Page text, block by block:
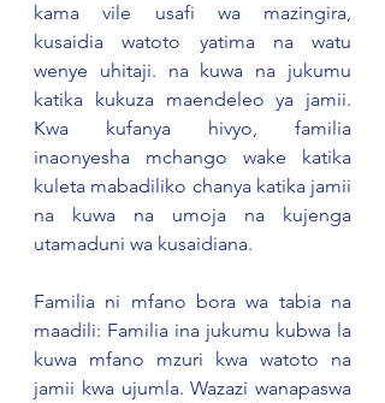
kama vile usafi wa mazingira,
kusaidia watoto yatima na watu
wenye uhitaji. na kuwa na jukumu
katika kukuza maendeleo ya jamii.
Kwa kufanya hivyo, familia
inaonyesha mchango wake katika
kuleta mabadiliko chanya katika jamii
na kuwa na umoja na kujenga
utamaduni wa kusaidiana.
Familia ni mfano bora wa tabia na
maadili: Familia ina jukumu kubwa la
kuwa mfano mzuri kwa watoto na
jamii kwa ujumla. Wazazi wanapaswa